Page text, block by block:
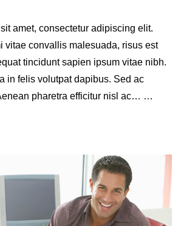
amet, consectetur adipiscing elit.
vitae convallis malesuada, risus est
tincidunt sapien ipsum vitae nibh.
in felis volutpat dapibus. Sed ac
pharetra efficitur nisl ac… …